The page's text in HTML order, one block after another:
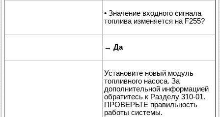
• Значение входного сигнала
топлива изменяется на F255?
→ Да
Установите новый модуль
топливного насоса. За
дополнительной информацией
обратитесь к Разделу 310-01.
ПРОВЕРЬТЕ правильность
работы системы.